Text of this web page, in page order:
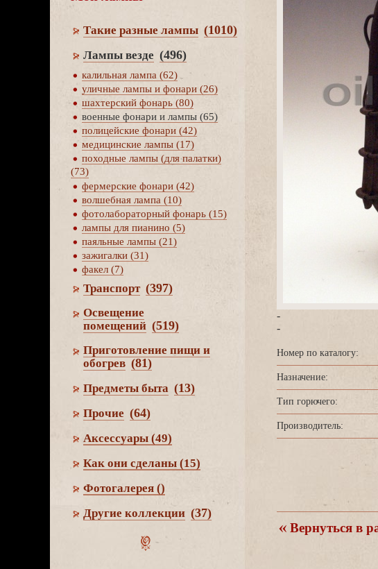
Такие разные лампы (1010)
Лампы везде (496)
калильная лампа (62)
уличные лампы и фонари (26)
шахтерский фонарь (80)
оенные фонари и лампы (65)
полицейские фонари (42)
медицинские лампы (17)
походные лампы (для палатки)
(73)
фермерские фонари (42)
олшебная лампа (10)
фотолабораторный фонарь (15)
лампы для пианино (5)
паяльные лампы (21)
зажигалки (31)
факел (7)
Транспорт (397)
Освещение
помещений (519)
Приготовление пищи и
обогре (81)
Предметы быта (13)
Прочие (64)
Аксессуары (49)
Как они сделаны (15)
Фотогалерея ()
Другие коллекции (37)
-
-
Номер по каталогу:
Назначение:
Тип горючего:
Производитель:
ернуться в